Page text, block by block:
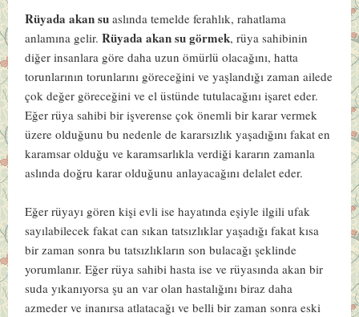
Rüyada akan su aslında temelde ferahlık, rahatlama
anlamına gelir.Rüyada akan su görmek, rüya sahibinin
diğer insanlara göre daha uzun ömürlü olacağını, hatta
torunlarının torunlarını göreceğini ve yaşlandığı zaman ailede
çok değer göreceğini ve el üstünde tutulacağını işaret eder.
Eğer rüya sahibi bir işverense çok önemli bir karar vermek
üzere olduğunu bu nedenle de kararsızlık yaşadığını fakat en
karamsar olduğu ve karamsarlıkla verdiği kararın zamanla
aslında doğru karar olduğunu anlayacağını delalet eder.
Eğer rüyayı gören kişi evli ise hayatında eşiyle ilgili ufak
sayılabilecek fakat can sıkan tatsızlıklar yaşadığı fakat kısa
bir zaman sonra bu tatsızlıkların son bulacağı şeklinde
yorumlanır. Eğer rüya sahibi hasta ise ve rüyasında akan bir
suda yıkanıyorsa şu an var olan hastalığını biraz daha
azmeder ve inanırsa atlatacağı ve belli bir zaman sonra eski